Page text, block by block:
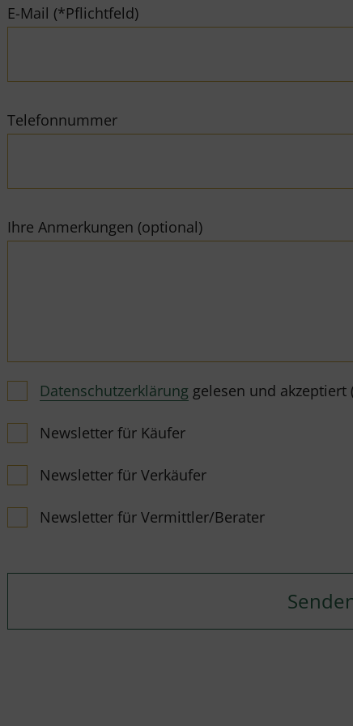
E-Mail (*Pflichtfeld)
Telefonnummer
Ihre Anmerkungen (optional)
Datenschutzerklärung gelesen und akzeptiert
Newsletter für Käufer
Newsletter für Verkäufer
Newsletter für Vermittler/Berater